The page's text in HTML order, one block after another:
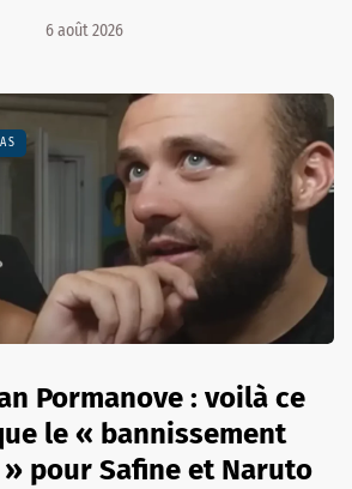
6 août 2026
Pormanove : voilà ce
le « bannissement
pour Safine et Naruto